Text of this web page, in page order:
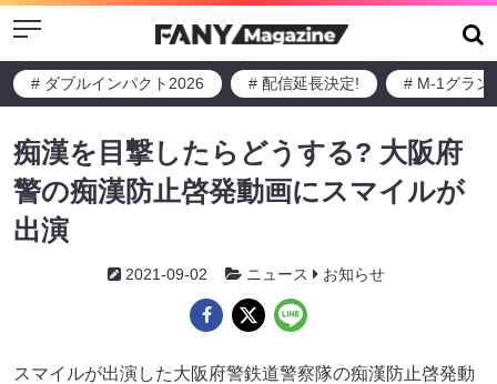
Menu
# ダブルインパクト2026 # 配信延長決定! # M-1グラン
痴漢を目撃したらどうする? 大阪府
警の痴漢防止啓発動画にスマイルが
出演
2021-09-02 ニュース お知らせ
スマイルが出演した大阪府警鉄道警察隊の痴漢防止啓発動